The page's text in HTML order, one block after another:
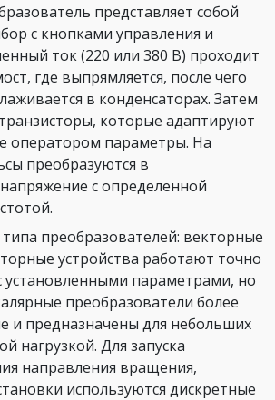
представляет собой
с кнопками управления и
ток (220 или 380 В) проходит
где выпрямляется, после чего
в конденсаторах. Затем
которые адаптируют
оператором параметры. На
преобразуются в
с определенной
преобразователей: векторные
устройства работают точно
установленными параметрами, но
преобразователи более
и предназначены для небольших
нагрузкой. Для запуска
направления вращения,
используются дискретные